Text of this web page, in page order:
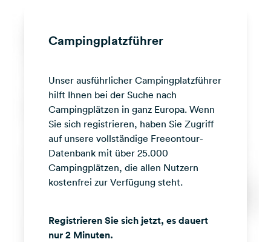
Media
Facebook
Instagram
Campingplatzführer
Unser ausführlicher Campingplatzführer
hilft Ihnen bei der Suche nach
Campingplätzen in ganz Europa. Wenn
Sie sich registrieren, haben Sie Zugriff
auf unsere vollständige Freeontour-
Datenbank mit über 25.000
Campingplätzen, die allen Nutzern
kostenfrei zur Verfügung steht.
Registrieren Sie sich jetzt, es dauert
nur 2 Minuten.